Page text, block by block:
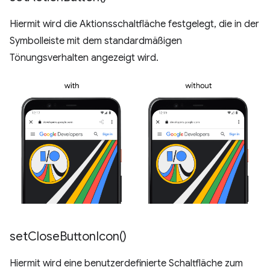
Hiermit wird die Aktionsschaltfläche festgelegt, die in der
Symbolleiste mit dem standardmäßigen
Tönungsverhalten angezeigt wird.
setCloseButtonIcon()
Hiermit wird eine benutzerdefinierte Schaltfläche zum